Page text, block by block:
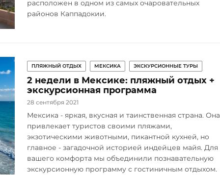
расположен в одном из самых очаровательных
районов Каппадокии.
ПЛЯЖНЫЙ ОТДЫХ МЕКСИКА ЭКСКУРСИОННЫЕ ТУРЫ
2 недели в Мексике: пляжный отдых +
экскурсионная программа
28 сентября 2021
Мексика - яркая, вкусная и таинственная страна. Она
привлекает туристов своими пляжами,
экзотическими животными, пикантной кухней, но
главное - загадочной историей индейцев майя. Для
вашего комфорта мы объединили познавательную
экскурсионную программу с гостиничным отдыхом.